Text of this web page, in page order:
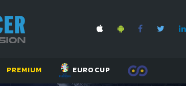
PREMIUM EUROCUP